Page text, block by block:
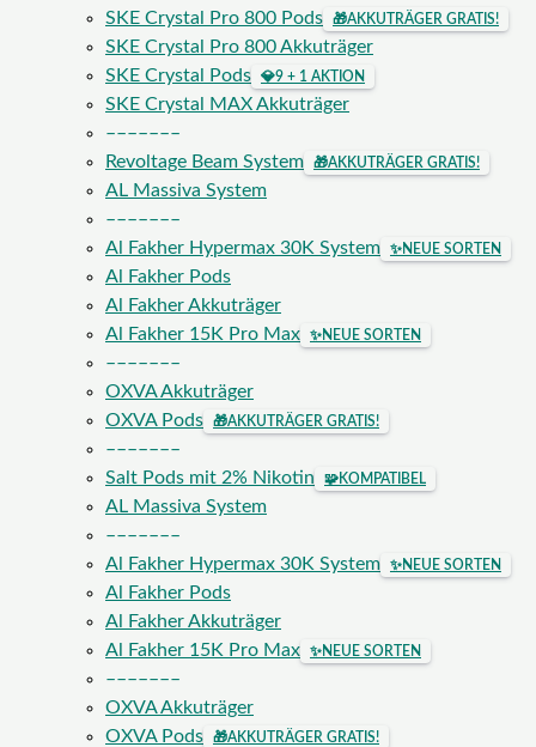
SKE Crystal Pro 800 Pods
🎁AKKUTRÄGER GRATIS!
SKE Crystal Pro 800 Akkuträger
SKE Crystal Pods
💎9 + 1 AKTION
SKE Crystal MAX Akkuträger
–––––––
Revoltage Beam System
🎁AKKUTRÄGER GRATIS!
AL Massiva System
–––––––
Al Fakher Hypermax 30K System
✨NEUE SORTEN
Al Fakher Pods
Al Fakher Akkuträger
Al Fakher 15K Pro Max
✨NEUE SORTEN
–––––––
OXVA Akkuträger
OXVA Pods
🎁AKKUTRÄGER GRATIS!
–––––––
Salt Pods mit 2% Nikotin
🧩KOMPATIBEL
AL Massiva System
–––––––
Al Fakher Hypermax 30K System
✨NEUE SORTEN
Al Fakher Pods
Al Fakher Akkuträger
Al Fakher 15K Pro Max
✨NEUE SORTEN
–––––––
OXVA Akkuträger
OXVA Pods
🎁AKKUTRÄGER GRATIS!